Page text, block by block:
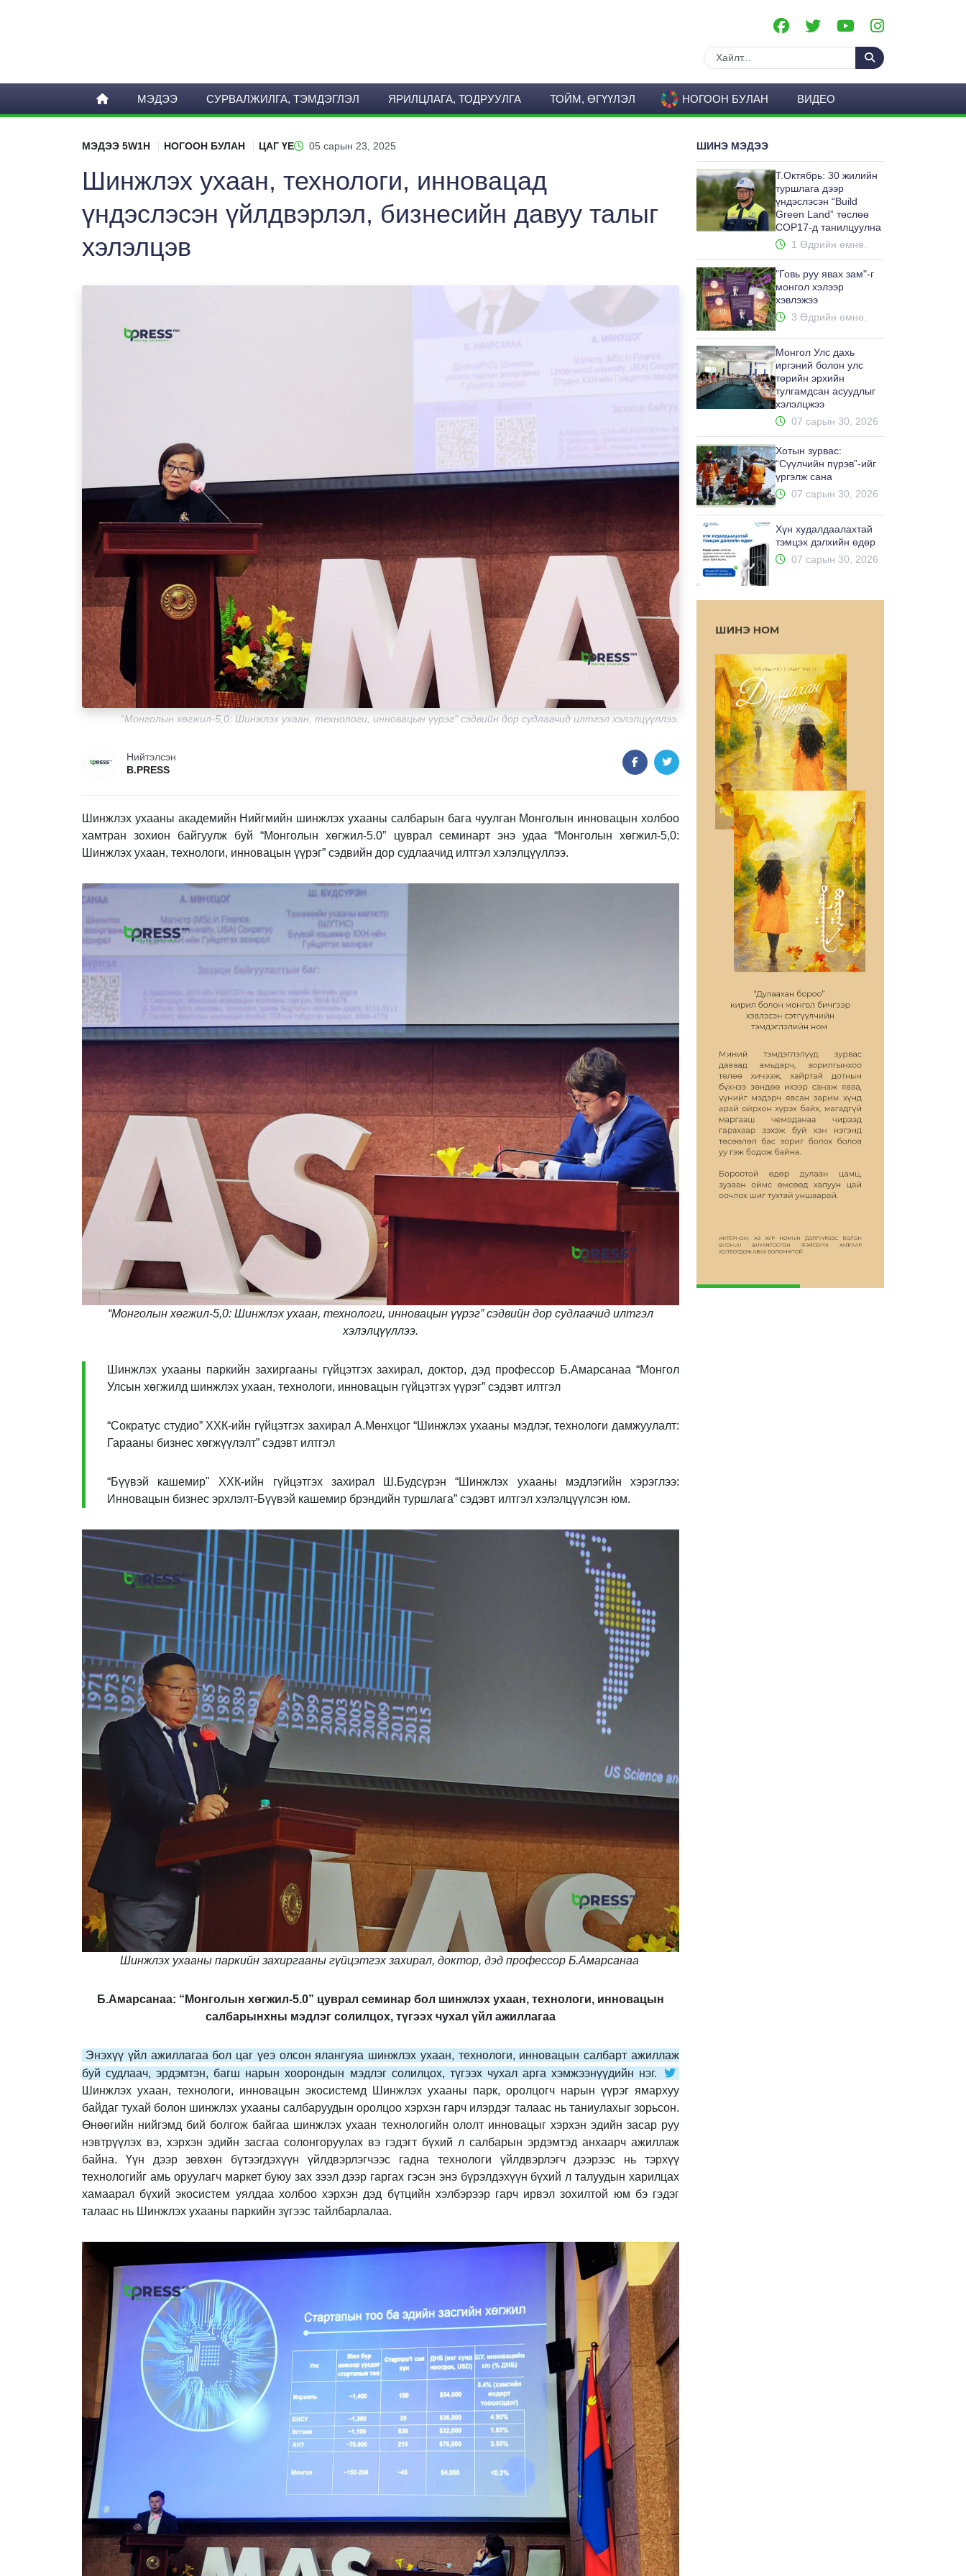
МЭДЭЭ СУРВАЛЖИЛГА, ТЭМДЭГЛЭЛ ЯРИЛЦЛАГА, ТОДРУУЛГА ТОЙМ, ӨГҮҮЛЭЛ НОГООН БУЛАН ВИДЕО
МЭДЭЭ 5W1H НОГООН БУЛАН ЦАГ ҮЕ 05 сарын 23, 2025
Шинжлэх ухаан, технологи, инновацад
үндэслэсэн үйлдвэрлэл, бизнесийн давуу талыг
хэлэлцэв
“Монголын хөгжил-5,0: Шинжлэх ухаан, технологи, инновацын үүрэг” сэдвийн дор судлаачид илтгэл хэлэлцүүллээ.
Нийтэлсэн
B.PRESS
Шинжлэх ухааны академийн Нийгмийн шинжлэх ухааны салбарын бага чуулган Монголын инновацын холбоо
хамтран зохион байгуулж буй “Монголын хөгжил-5.0” цуврал семинарт энэ удаа “Монголын хөгжил-5,0:
Шинжлэх ухаан, технологи, инновацын үүрэг” сэдвийн дор судлаачид илтгэл хэлэлцүүллээ.
“Монголын хөгжил-5,0: Шинжлэх ухаан, технологи, инновацын үүрэг” сэдвийн дор судлаачид илтгэл
хэлэлцүүллээ.
Шинжлэх ухааны паркийн захиргааны гүйцэтгэх захирал, доктор, дэд профессор Б.Амарсанаа “Монгол
Улсын хөгжилд шинжлэх ухаан, технологи, инновацын гүйцэтгэх үүрэг” сэдэвт илтгэл
“Сократус студио” ХХК-ийн гүйцэтгэх захирал А.Мөнхцог “Шинжлэх ухааны мэдлэг, технологи дамжуулалт:
Гарааны бизнес хөгжүүлэлт” сэдэвт илтгэл
“Бүүвэй кашемир" ХХК-ийн гүйцэтгэх захирал Ш.Будсүрэн “Шинжлэх ухааны мэдлэгийн хэрэглээ:
Инновацын бизнес эрхлэлт-Бүүвэй кашемир брэндийн туршлага” сэдэвт илтгэл хэлэлцүүлсэн юм.
Шинжлэх ухааны паркийн захиргааны гүйцэтгэх захирал, доктор, дэд профессор Б.Амарсанаа
Б.Амарсанаа: “Монголын хөгжил-5.0” цуврал семинар бол шинжлэх ухаан, технологи, инновацын
салбарынхны мэдлэг солилцох, түгээх чухал үйл ажиллагаа
Энэхүү үйл ажиллагаа бол цаг үеэ олсон ялангуяа шинжлэх ухаан, технологи, инновацын салбарт ажиллаж
буй судлаач, эрдэмтэн, багш нарын хоорондын мэдлэг солилцох, түгээх чухал арга хэмжээнүүдийн нэг.
Шинжлэх ухаан, технологи, инновацын экосистемд Шинжлэх ухааны парк, оролцогч нарын үүрэг ямархуу
байдаг тухай болон шинжлэх ухааны салбаруудын оролцоо хэрхэн гарч илэрдэг талаас нь таниулахыг зорьсон.
Өнөөгийн нийгэмд бий болгож байгаа шинжлэх ухаан технологийн ололт инновацыг хэрхэн эдийн засар руу
нэвтрүүлэх вэ, хэрхэн эдийн засгаа солонгоруулах вэ гэдэгт бүхий л салбарын эрдэмтэд анхаарч ажиллаж
байна. Үүн дээр зөвхөн бүтээгдэхүүн үйлдвэрлэгчээс гадна технологи үйлдвэрлэгч дээрээс нь тэрхүү
технологийг амь оруулагч маркет буюу зах зээл дээр гаргах гэсэн энэ бүрэлдэхүүн бүхий л талуудын харилцах
хамаарал бүхий экосистем уялдаа холбоо хэрхэн дэд бүтцийн хэлбэрээр гарч ирвэл зохилтой юм бэ гэдэг
талаас нь Шинжлэх ухааны паркийн зүгээс тайлбарлалаа.
ШИНЭ МЭДЭЭ
Т.Октябрь: 30 жилийн
туршлага дээр
үндэслэсэн “Build
Green Land” төслөө
COP17-д танилцуулна
1 Өдрийн өмнө.
"Говь руу явах зам"-г
монгол хэлээр
хэвлэжээ
3 Өдрийн өмнө.
Монгол Улс дахь
иргэний болон улс
төрийн эрхийн
тулгамдсан асуудлыг
хэлэлцжээ
07 сарын 30, 2026
Хотын зурвас:
“Сүүлчийн пүрэв”-ийг
үргэлж сана
07 сарын 30, 2026
Хүн худалдаалахтай
тэмцэх дэлхийн өдөр
07 сарын 30, 2026